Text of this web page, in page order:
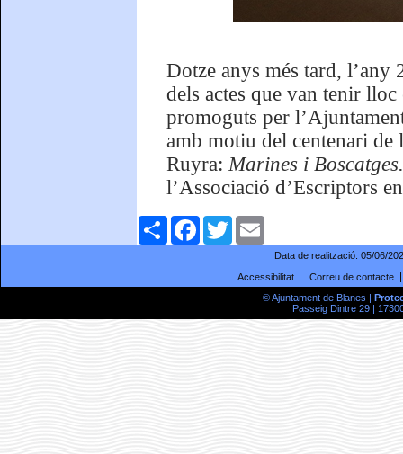
Dotze anys més tard,
dels actes que van tenir
promoguts per
amb motiu del centenari de
Ruyra:Marines i
l’Associació d’Escriptors
ComparteixFacebookTwitter
Data de realització: 05/06/
Accessibilitat
Correu de contacte
© Ajuntament de Blanes |
Passeig Dintre 29 |